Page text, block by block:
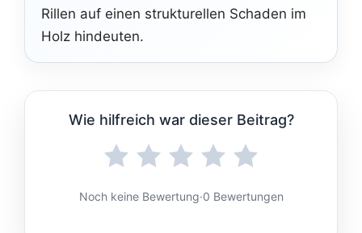
Rillen auf einen strukturellen Schaden im
Holz hindeuten.
Wie hilfreich war dieser Beitrag?
Noch keine Bewertung·0 Bewertungen